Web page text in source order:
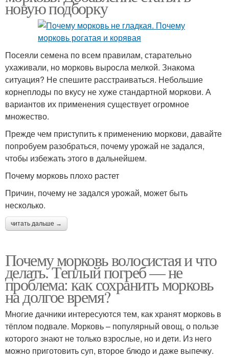
новую подборку
Посеяли семена по всем правилам, старательно
ухаживали, но морковь выросла мелкой. Знакома
ситуация? Не спешите расстраиваться. Небольшие
корнеплоды по вкусу не хуже стандартной моркови. А
вариантов их применения существует огромное
множество.
Прежде чем приступить к применению моркови, давайте
попробуем разобраться, почему урожай не задался,
чтобы избежать этого в дальнейшем.
Почему морковь плохо растет
Причин, почему не задался урожай, может быть
несколько.
читать дальше →
Почему морковь волосистая и что
делать. Теплый погреб — не
проблема: как сохранить морковь
на долгое время?
Многие дачники интересуются тем, как хранят морковь в
тёплом подвале. Морковь – популярный овощ, о пользе
которого знают не только взрослые, но и дети. Из него
можно приготовить суп, второе блюдо и даже выпечку.